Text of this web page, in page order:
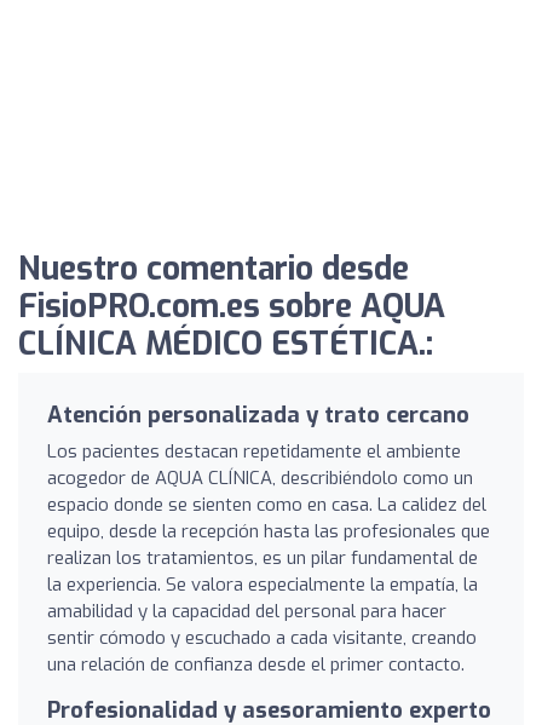
Nuestro comentario desde
FisioPRO.com.es sobre AQUA
CLÍNICA MÉDICO ESTÉTICA.:
Atención personalizada y trato cercano
Los pacientes destacan repetidamente el ambiente
acogedor de AQUA CLÍNICA, describiéndolo como un
espacio donde se sienten como en casa. La calidez del
equipo, desde la recepción hasta las profesionales que
realizan los tratamientos, es un pilar fundamental de
la experiencia. Se valora especialmente la empatía, la
amabilidad y la capacidad del personal para hacer
sentir cómodo y escuchado a cada visitante, creando
una relación de confianza desde el primer contacto.
Profesionalidad y asesoramiento experto